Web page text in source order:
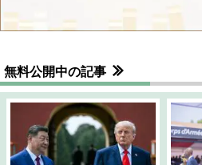
無料公開中の記事